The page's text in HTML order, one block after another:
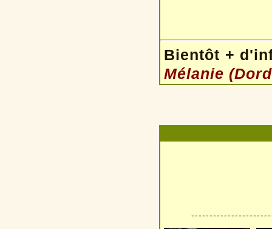
Bientôt +
Mélanie